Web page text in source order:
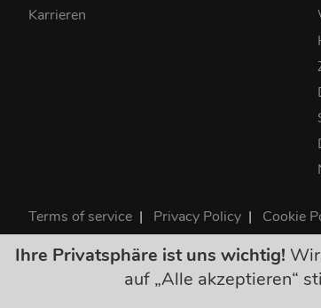
Karrieren
Terms of service | Privacy Policy | Cookie
©2026 ClouDNS
Alle
Ihre Privatsphäre ist uns wichtig!
auf „Alle akzeptieren“